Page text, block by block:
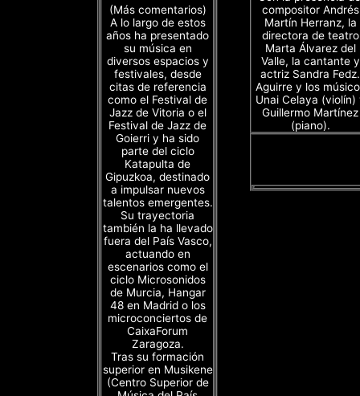
(Más comentarios)
A lo largo de estos
años ha presentado
su música en
diversos espacios y
festivales, desde
citas de referencia
como el Festival de
Jazz de Vitoria o el
Festival de Jazz de
Goierri y ha sido
parte del ciclo
Katapulta de
Gipuzkoa, destinado
a impulsar nuevos
talentos emergentes.
Su trayectoria
también la ha llevado
fuera del País Vasco,
actuando en
escenarios como el
ciclo Microsonidos
de Murcia, Hangar
48 en Madrid o los
microconciertos de
CaixaForum
Zaragoza.
Tras su formación
superior en Musikene
(Centro Superior de
compositor Andrés
Martín Herranz, la
directora de teatro
Marta Álvarez del
Valle, la cantante y
actriz Sandra Fedz.
Aguirre y los
Unai Celaya (violín)
Guillermo Martínez
(piano).